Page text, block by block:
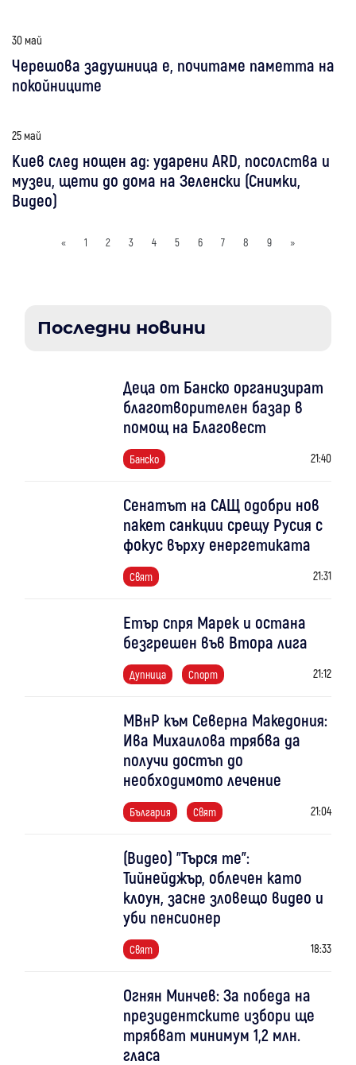
30 май
Черешова задушница е, почитаме паметта на
покойниците
25 май
Киев след нощен ад: ударени ARD, посолства и
музеи, щети до дома на Зеленски (Снимки,
Видео)
« 1 2 3 4 5 6 7 8 9 »
Последни новини
Деца от Банско организират
благотворителен базар в
помощ на Благовест
Банско 21:40
Сенатът на САЩ одобри нов
пакет санкции срещу Русия с
фокус върху енергетиката
Свят 21:31
Етър спря Марек и остана
безгрешен във Втора лига
Дупница Спорт 21:12
МВнР към Северна Македония:
Ива Михаилова трябва да
получи достъп до
необходимото лечение
България Свят 21:04
(Видео) "Търся те":
Тийнейджър, облечен като
клоун, засне зловещо видео и
уби пенсионер
Свят 18:33
Огнян Минчев: За победа на
президентските избори ще
трябват минимум 1,2 млн.
гласа